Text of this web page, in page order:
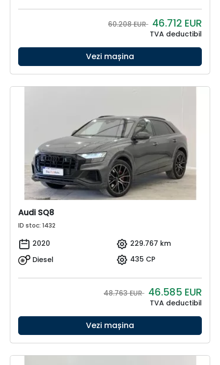
60.208 EUR 46.712 EUR
TVA deductibil
Vezi mașina
Audi SQ8
ID stoc: 1432
2020
229.767 km
Diesel
435 CP
48.763 EUR 46.585 EUR
TVA deductibil
Vezi mașina